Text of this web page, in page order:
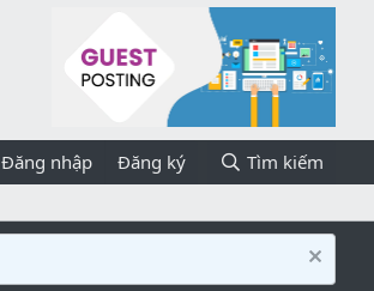
Đăng nhập Đăng ký Tìm kiếm